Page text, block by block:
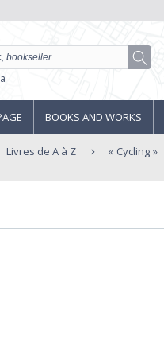
BOOKS AND WORKS
Livres de A à Z Cycling